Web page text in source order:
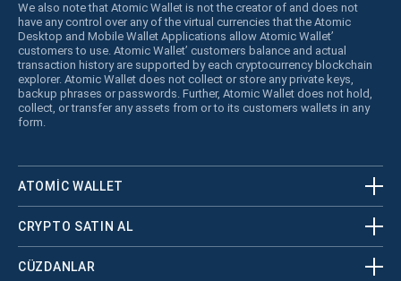
We also note that Atomic Wallet is not the creator of and does not
have any control over any of the virtual currencies that the Atomic
Desktop and Mobile Wallet Applications allow Atomic Wallet’
customers to use. Atomic Wallet’ customers balance and actual
transaction history are supported by each cryptocurrency blockchain
explorer. Atomic Wallet does not collect or store any private keys,
backup phrases or passwords. Further, Atomic Wallet does not hold,
collect, or transfer any assets from or to its customers wallets in any
form.
ATOMIC WALLET
CRYPTO SATIN AL
CÜZDANLAR